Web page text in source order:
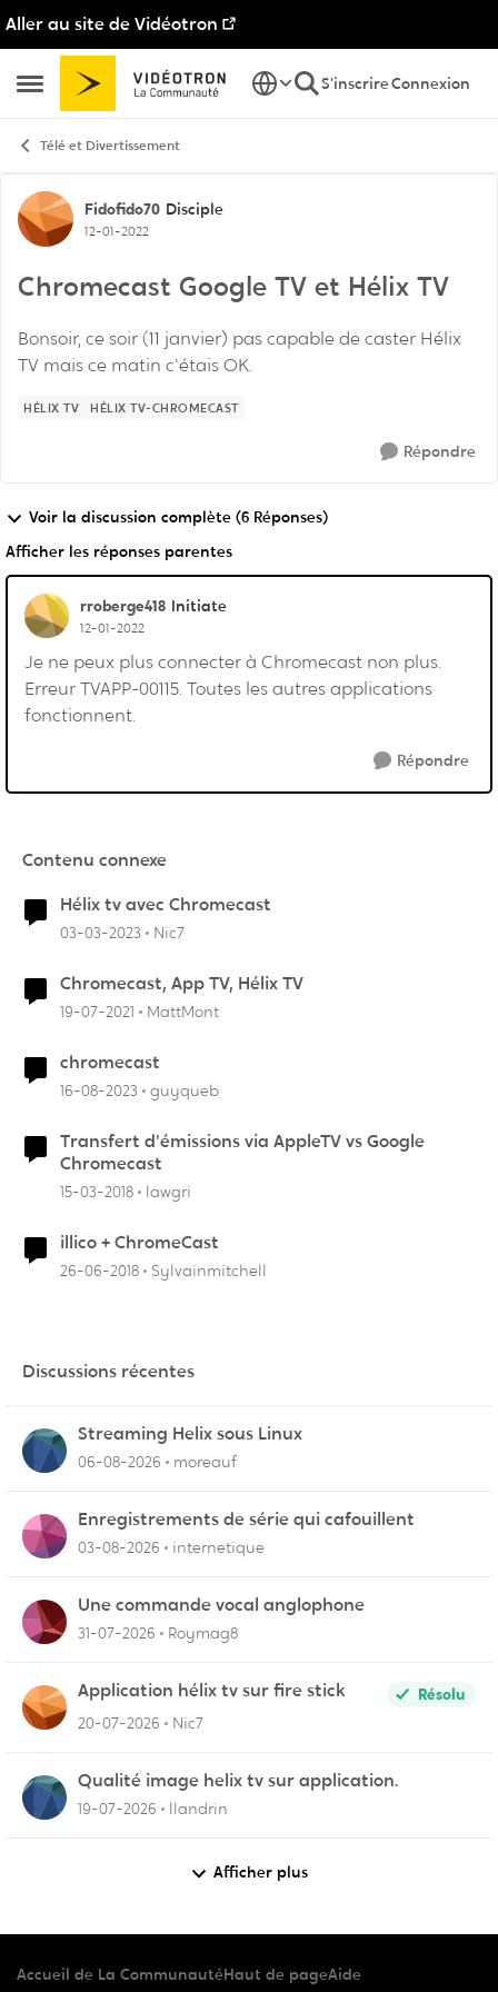
Aller au site de Vidéotron
Ouvrir Menu Latéral
Passer au contenu
S'inscrireConnexion
Télé et Divertissement
Discussion de forum
Fidofido70 Disciple
12-01-2022
Chromecast Google TV et Hélix TV
Bonsoir, ce soir (11 janvier) pas capable de caster Hélix
TV mais ce matin c'étais OK.
HÉLIX TV HÉLIX TV-CHROMECAST
Répondre
Voir la discussion complète (6 Réponses)
Afficher les réponses parentes
rroberge418 Initiate
12-01-2022
Je ne peux plus connecter à Chromecast non plus.
Erreur TVAPP-00115. Toutes les autres applications
fonctionnent.
Répondre
Contenu connexe
Hélix tv avec Chromecast
03-03-2023 Nic7
Chromecast, App TV, Hélix TV
19-07-2021 MattMont
chromecast
16-08-2023 guyqueb
Transfert d'émissions via AppleTV vs Google
Chromecast
15-03-2018 lawgri
illico + ChromeCast
26-06-2018 Sylvainmitchell
Discussions récentes
Streaming Helix sous Linux
06-08-2026 moreauf
Enregistrements de série qui cafouillent
03-08-2026 internetique
Une commande vocal anglophone
31-07-2026 Roymag8
Application hélix tv sur fire stick
Résolu
20-07-2026
Nic7
Qualité image helix tv sur application.
19-07-2026 llandrin
Afficher plus
Accueil de La CommunautéHaut de pageAide